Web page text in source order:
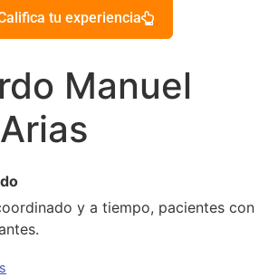
tu experiencia
Manuel
y a tiempo, pacientes con